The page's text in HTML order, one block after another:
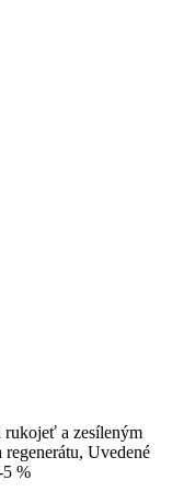
rukojeť a zesíleným
Uvedené
5 %